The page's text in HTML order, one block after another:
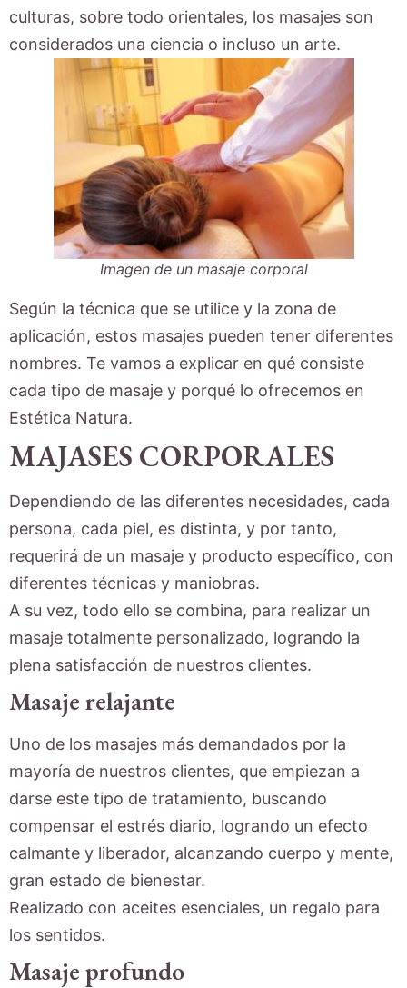
culturas, sobre todo orientales, los masajes son
considerados una ciencia o incluso un arte.
Imagen de un masaje corporal
Según la técnica que se utilice y la zona de
aplicación, estos masajes pueden tener diferentes
nombres. Te vamos a explicar en qué consiste
cada tipo de masaje y porqué lo ofrecemos en
Estética Natura.
MAJASES CORPORALES
Dependiendo de las diferentes necesidades, cada
persona, cada piel, es distinta, y por tanto,
requerirá de un masaje y producto específico, con
diferentes técnicas y maniobras.
A su vez, todo ello se combina, para realizar un
masaje totalmente personalizado, logrando la
plena satisfacción de nuestros clientes.
Masaje relajante
Uno de los masajes más demandados por la
mayoría de nuestros clientes, que empiezan a
darse este tipo de tratamiento, buscando
compensar el estrés diario, logrando un efecto
calmante y liberador, alcanzando cuerpo y mente,
gran estado de bienestar.
Realizado con aceites esenciales, un regalo para
los sentidos.
Masaje profundo